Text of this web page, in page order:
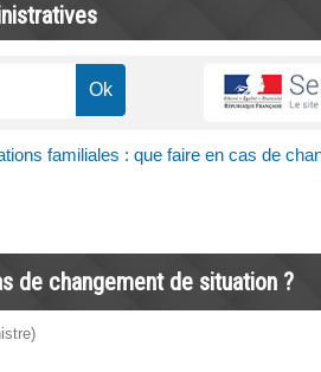
familiales : que faire en cas de
de changement de situation ?